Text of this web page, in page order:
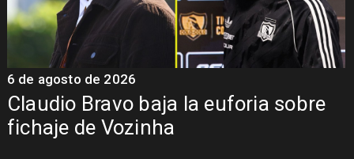
Presentación de Vozinha en Colo
Colo: Fecha, Estadio y Contrato
5 de agosto de 2026